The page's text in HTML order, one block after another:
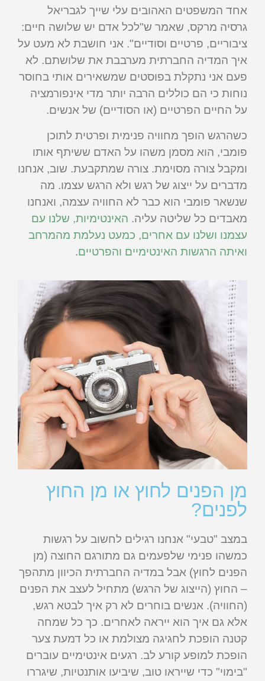
אחד המשפטים האהובים עלי שייך לגבריאל
גרסיה מרקס, שאמר ש"לכל אדם יש שלושה חיים:
ציבוריים, פרטיים וסודיים". אני חושבת לא מעט על
איך המדיה החברתית מערבבת את שלושתם. לא
פעם אני נתקלת בפוסטים שמשאירים אותי בחוסר
נוחות כי הם כוללים הרבה יותר מדי אינפורמציה
על החיים הפרטיים (או הסודיים) של אנשים.
כשהרגש הופך מחוויה פנימית ופרטית לתוכן
פומבי, הוא מסמן משהו על האדם ששיתף אותו
ומקבל צורה מסוימת. צורה שמתקבעת. שוב, אנחנו
מדברים על ייצוג של רגש ולא הרגש עצמו. מה
שנשאר פומבי הוא כבר לא החוויה עצמה, ואנחנו
מאבדים כל שליטה עליה. האינטימיות, שלנו עם
עצמנו ושלנו עם אחרים, כמעט נעלמת מהמרחב
ואיתה הרגשות האינטימיים והפרטיים.
מן הפנים לחוץ או מן החוץ
לפנים?
במצב "טבעי" אנחנו רגילים לחשוב על רגשות
כמשהו פנימי שלפעמים גם מתורגם החוצה (מן
הפנים לחוץ) אבל במדיה החברתית הכיוון מתהפך
– החוץ (הייצוג של הרגש) מתחיל לעצב את הפנים
(החוויה). אנשים בוחרים לא רק איך לבטא רגש,
אלא גם איך הוא ייראה לאחרים. כך כל שמחה
קטנה הופכת לחגיגה מצולמת או כל דמעת צער
הופכת למופע קורע לב. רגעים אינטימיים עוברים
"בימוי" כדי שייראו טוב, שיביעו אותנטיות, שיגררו